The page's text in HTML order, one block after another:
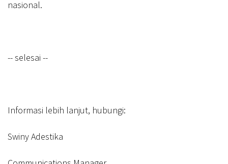
nasional.
-- selesai --
Informasi lebih lanjut, hubungi:
Swiny Adestika